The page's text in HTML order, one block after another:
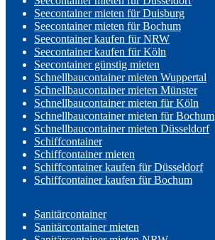
Seecontainer mieten für Duisburg
Seecontainer mieten für Bochum
Seecontainer kaufen für NRW
Seecontainer kaufen für Köln
Seecontainer günstig mieten
Schnellbaucontainer mieten Wuppertal
Schnellbaucontainer mieten Münster
Schnellbaucontainer mieten für Köln
Schnellbaucontainer mieten für Bochum
Schnellbaucontainer mieten Düsseldorf
Schiffcontainer
Schiffcontainer mieten
Schiffcontainer kaufen für Düsseldorf
Schiffcontainer kaufen für Bochum
Sanitärcontainer
Sanitärcontainer mieten